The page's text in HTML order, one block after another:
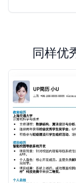
同样优